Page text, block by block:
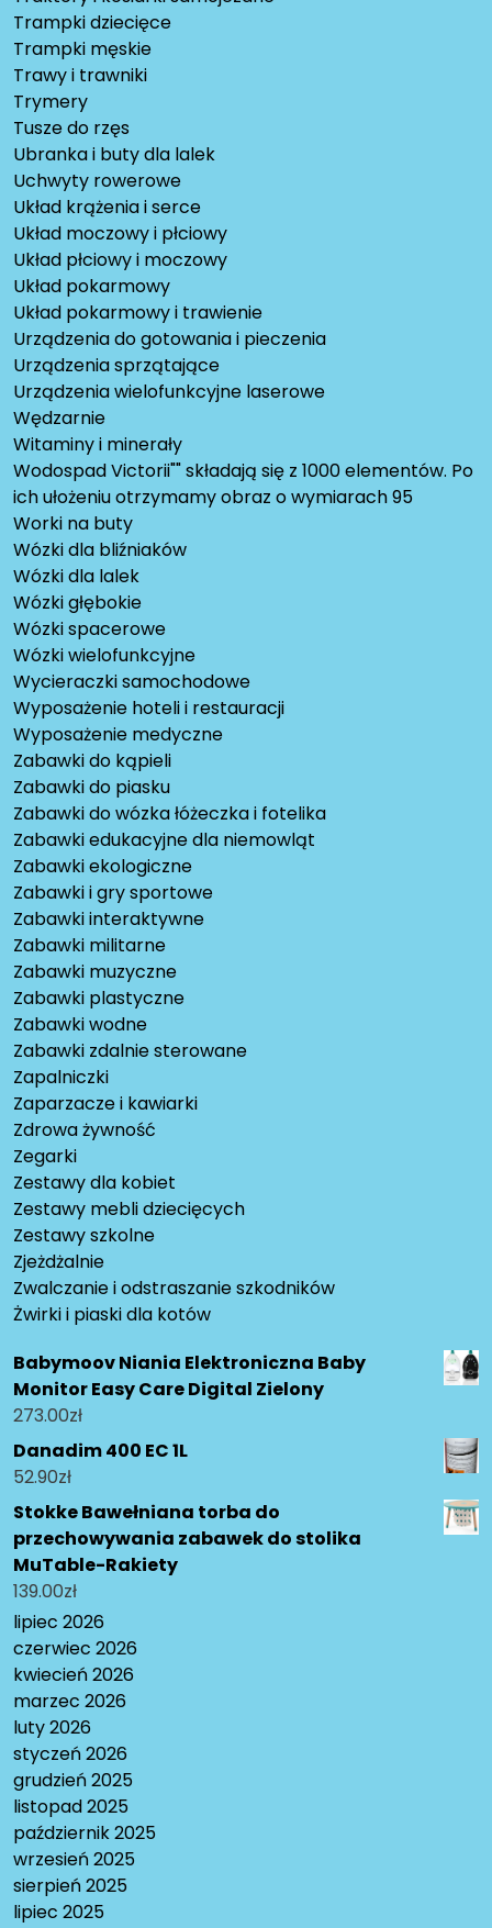
Trampki dziecięce
Trampki męskie
Trawy i trawniki
Trymery
Tusze do rzęs
Ubranka i buty dla lalek
Uchwyty rowerowe
Układ krążenia i serce
Układ moczowy i płciowy
Układ płciowy i moczowy
Układ pokarmowy
Układ pokarmowy i trawienie
Urządzenia do gotowania i pieczenia
Urządzenia sprzątające
Urządzenia wielofunkcyjne laserowe
Wędzarnie
Witaminy i minerały
Wodospad Victorii"" składają się z 1000 elementów. Po
ich ułożeniu otrzymamy obraz o wymiarach 95
Worki na buty
Wózki dla bliźniaków
Wózki dla lalek
Wózki głębokie
Wózki spacerowe
Wózki wielofunkcyjne
Wycieraczki samochodowe
Wyposażenie hoteli i restauracji
Wyposażenie medyczne
Zabawki do kąpieli
Zabawki do piasku
Zabawki do wózka łóżeczka i fotelika
Zabawki edukacyjne dla niemowląt
Zabawki ekologiczne
Zabawki i gry sportowe
Zabawki interaktywne
Zabawki militarne
Zabawki muzyczne
Zabawki plastyczne
Zabawki wodne
Zabawki zdalnie sterowane
Zapalniczki
Zaparzacze i kawiarki
Zdrowa żywność
Zegarki
Zestawy dla kobiet
Zestawy mebli dziecięcych
Zestawy szkolne
Zjeżdżalnie
Zwalczanie i odstraszanie szkodników
Żwirki i piaski dla kotów
Babymoov Niania Elektroniczna Baby
Monitor Easy Care Digital Zielony
273.00zł
Danadim 400 EC 1L
52.90zł
Stokke Bawełniana torba do
przechowywania zabawek do stolika
MuTable-Rakiety
139.00zł
lipiec 2026
czerwiec 2026
kwiecień 2026
marzec 2026
luty 2026
styczeń 2026
grudzień 2025
listopad 2025
październik 2025
wrzesień 2025
sierpień 2025
lipiec 2025